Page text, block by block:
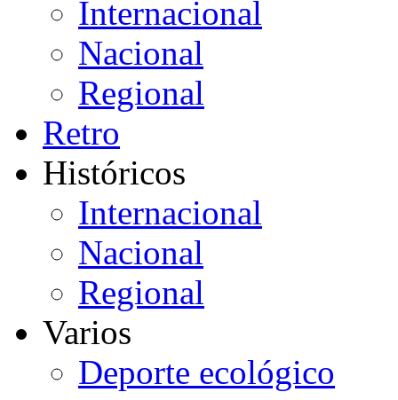
Internacional
Nacional
Regional
Retro
Históricos
Internacional
Nacional
Regional
Varios
Deporte ecológico